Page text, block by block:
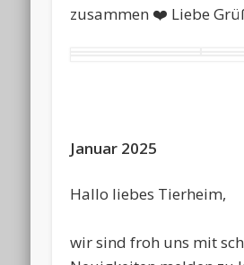
zusammen ❤️ Liebe
Januar 2025
Hallo liebes Tierheim,
wir sind froh uns mit